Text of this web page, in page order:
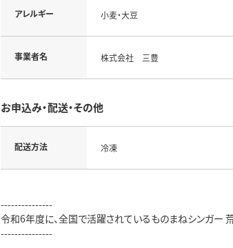
アレルギー 小麦・大豆
事業者名 株式会社 三豊
お申込み・配送・その他
配送方法 冷凍
---------------
令和6年度に、全国で活躍されているものまねシンガー
---------------